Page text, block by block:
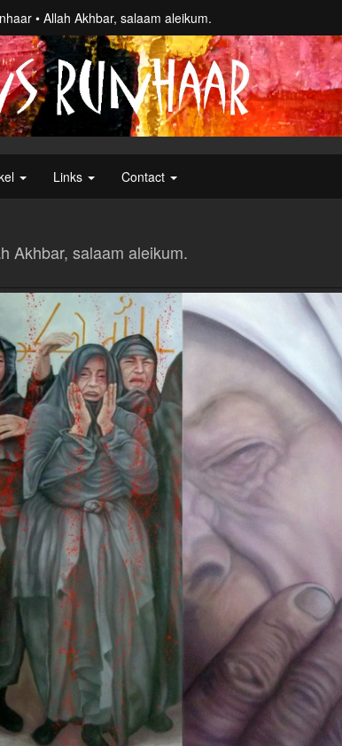
Allah Akhbar, salaam aleikum.
Links Contact
Akhbar, salaam aleikum.